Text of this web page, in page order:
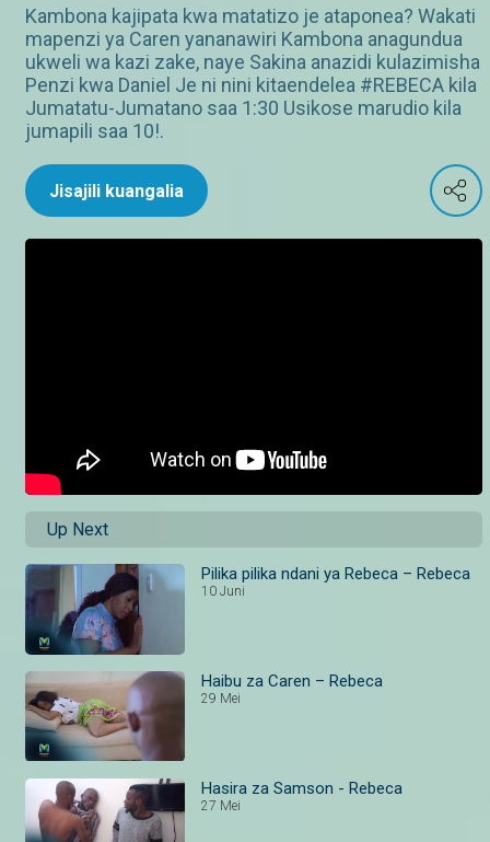
Kambona kajipata kwa matatizo je ataponea? Wakati
mapenzi ya Caren yananawiri Kambona anagundua
ukweli wa kazi zake, naye Sakina anazidi kulazimisha
Penzi kwa Daniel Je ni nini kitaendelea #REBECA kila
Jumatatu-Jumatano saa 1:30 Usikose marudio kila
jumapili saa 10!.
Jisajili kuangalia
Up Next
Pilika pilika ndani ya Rebeca – Rebeca
10 Juni
Haibu za Caren – Rebeca
29 Mei
Hasira za Samson - Rebeca
27 Mei